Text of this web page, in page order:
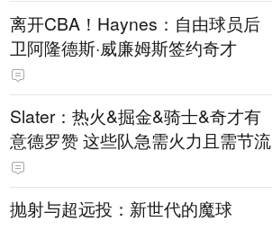
离开CBA！Haynes：自由球员后
卫阿隆德斯·威廉姆斯签约奇才
Slater：热火&掘金&骑士&奇才有
意德罗赞 这些队急需火力且需节流
抛射与超远投：新世代的魔球